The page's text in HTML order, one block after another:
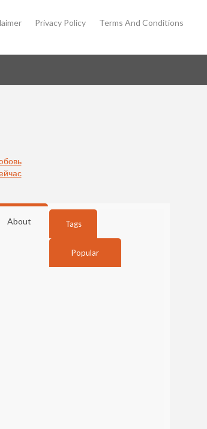
Privacy Policy Terms And Conditions
About Tags
Popular